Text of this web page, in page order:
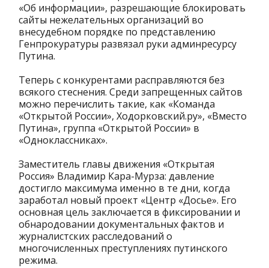
«Об информации», разрешающие блокировать
сайты нежелательных организаций во
внесудебном порядке по представлению
Генпрокуратуры развязал руки админресурсу
Путина.
Теперь с конкурентами расправляются без
всякого стеснения. Среди запрещенных сайтов
можно перечислить такие, как «Команда
«Открытой России», Ходорковский.ру», «Вместо
Путина», группа «Открытой России» в
«Одноклассниках».
Заместитель главы движения «Открытая
Россия» Владимир Кара-Мурза: давление
достигло максимума именно в те дни, когда
заработал новый проект «Центр «Досье». Его
основная цель заключается в фиксировании и
обнародовании документальных фактов и
журналистских расследований о
многочисленных преступлениях путинского
режима.